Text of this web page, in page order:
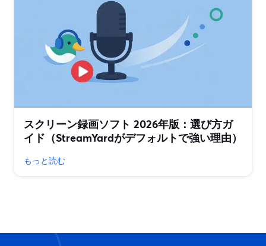
スクリーン録画ソフト 2026年版：選び方ガ
イド（StreamYardがデフォルトで強い理由）
もっと読む